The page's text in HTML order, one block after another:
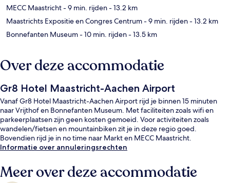
MECC Maastricht- 9 min. rijden- 13.2 km
Maastrichts Expositie en Congres Centrum- 9 min. rijden- 13.2 km
Bonnefanten Museum- 10 min. rijden- 13.5 km
Over deze accommodatie
Gr8 Hotel Maastricht-Aachen Airport
Vanaf Gr8 Hotel Maastricht-Aachen Airport rijd je binnen 15 minuten
naar Vrijthof en Bonnefanten Museum. Met faciliteiten zoals wifi en
parkeerplaatsen zijn geen kosten gemoeid. Voor activiteiten zoals
wandelen/fietsen en mountainbiken zit je in deze regio goed.
Bovendien rijd je in no time naar Markt en MECC Maastricht.
Informatie over annuleringsrechten
Meer over deze accommodatie